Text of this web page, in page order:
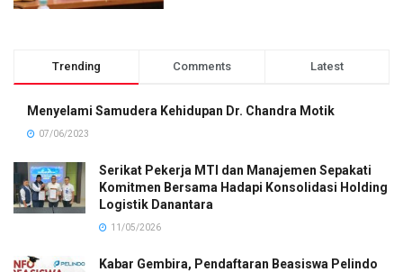
Trending Comments Latest
Menyelami Samudera Kehidupan Dr. Chandra Motik
07/06/2023
Serikat Pekerja MTI dan Manajemen Sepakati
Komitmen Bersama Hadapi Konsolidasi Holding
Logistik Danantara
11/05/2026
Kabar Gembira, Pendaftaran Beasiswa Pelindo